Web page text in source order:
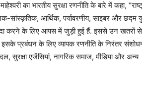
का भारतीय सुरक्षा रणनीति के बारे में कहा,
सांस्कृतिक, आर्थिक, पर्यावरणीय, साइबर और छद्म
पैदा करने के लिए आपस में जुड़ी हुई हैं. इससे उन खतरों से
इसके प्रबंधन के लिए व्यापक रणनीति के निरंतर
सुरक्षा एजेंसियां, नागरिक समाज, मीडिया और अन्य